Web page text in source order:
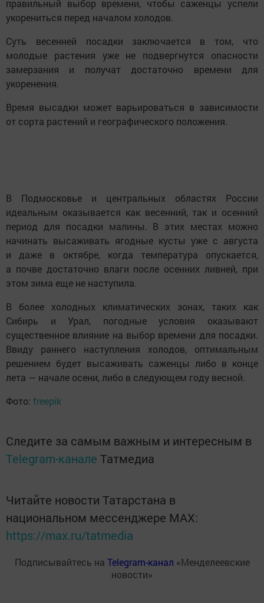
правильный выбор времени, чтобы саженцы успели
укорениться перед началом холодов.
Суть весенней посадки заключается в том, что
молодые растения уже не подвергнутся опасности
замерзания и получат достаточно времени для
укоренения.
Время высадки может варьироваться в зависимости
от сорта растений и географического положения.
В Подмосковье и центральных областях России
идеальным оказывается как весенний, так и осенний
период для посадки малины. В этих местах можно
начинать высаживать ягодные кусты уже с августа
и даже в октябре, когда температура опускается,
а почве достаточно влаги после осенних ливней, при
этом зима еще не наступила.
В более холодных климатических зонах, таких как
Сибирь и Урал, погодные условия оказывают
существенное влияние на выбор времени для посадки.
Ввиду раннего наступления холодов, оптимальным
решением будет высаживать саженцы либо в конце
лета — начале осени, либо в следующем году весной.
Фото: freepik
Следите за самым важным и интересным в
Telegram-канале Татмедиа
Читайте новости Татарстана в
национальном мессенджере MАХ:
https://max.ru/tatmedia
Подписывайтесь на Telegram-канал «Менделеевские
новости»